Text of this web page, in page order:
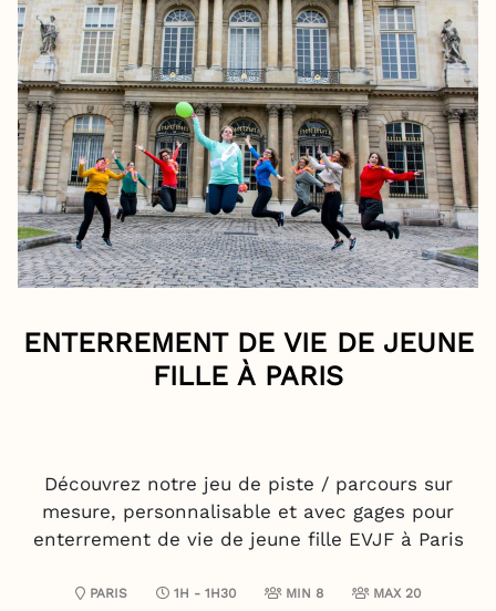
ENTERREMENT DE VIE DE JEUNE
FILLE À PARIS
Découvrez notre jeu de piste / parcours sur
mesure, personnalisable et avec gages pour
enterrement de vie de jeune fille EVJF à Paris
PARIS 1H - 1H30 MIN 8 MAX 20